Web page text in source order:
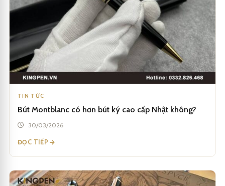
TIN TỨC
Bút Montblanc có hơn bút ký cao cấp Nhật không?
30/03/2026
ĐỌC TIẾP